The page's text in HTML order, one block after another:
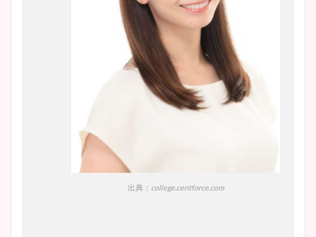
宇賀神メグアナのニット画像
まとめ！足も美脚でカップも
凄い！
出典： college.centforce.com